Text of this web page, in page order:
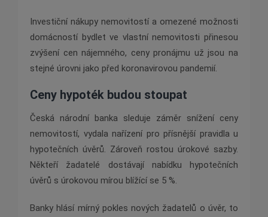
Investiční nákupy nemovitostí a omezené možnosti
domácností bydlet ve vlastní nemovitosti přinesou
zvýšení cen nájemného, ceny pronájmu už jsou na
stejné úrovni jako před koronavirovou pandemií.
Ceny hypoték budou stoupat
Česká národní banka sleduje záměr snížení ceny
nemovitostí, vydala nařízení pro přísnější pravidla u
hypotečních úvěrů. Zároveň rostou úrokové sazby.
Někteří žadatelé dostávají nabídku hypotečních
úvěrů s úrokovou mírou blížící se 5 %.
Banky hlásí mírný pokles nových žadatelů o úvěr, to